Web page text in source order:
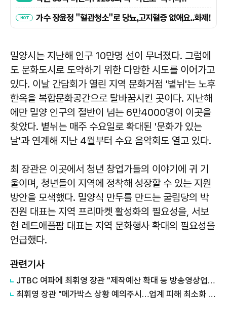
밀양시는 지난해 인구 10만명 선이 무너졌다. 그럼에
도 문화도시로 도약하기 위한 다양한 시도를 이어가고
있다. 이날 간담회가 열린 지역 문화거점 '볕뉘'는 노후
한옥을 복합문화공간으로 탈바꿈시킨 곳이다. 지난해
에만 밀양 인구의 절반이 넘는 6만4000명이 이곳을
찾았다. 볕뉘는 매주 수요일로 확대된 '문화가 있는
날'과 연계해 지난 4월부터 수요 음악회도 열고 있다.
최 장관은 이곳에서 청년 창업가들의 이야기에 귀 기
울이며, 청년들이 지역에 정착해 성장할 수 있는 지원
방안을 모색했다. 밀양식 만두를 만드는 굴림당의 박
진원 대표는 지역 프리마켓 활성화의 필요성을, 서보
현 레드애플팜 대표는 지역 문화행사 확대의 필요성을
언급했다.
관련기사
JTBC 여파에 최휘영 장관 "제작예산 확대 등 방송영상업계 지원할 것"
최휘영 장관 "메가박스 상황 예의주시…업계 피해 최소화 정책 모색"